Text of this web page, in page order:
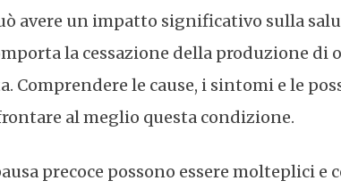
avere un impatto significativo sulla
la cessazione della produzione di
Comprendere le cause, i sintomi e le
al meglio questa condizione.
precoce possono essere molteplici